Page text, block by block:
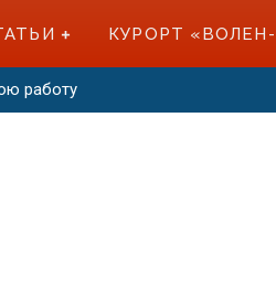
КУРОРТ
работу